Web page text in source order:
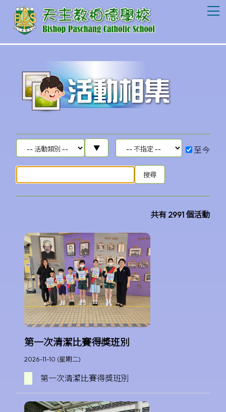
至今
共有 2991 個活動
第一次清潔比賽得獎班別
2026-11-10 (星期二)
第一次清潔比賽得獎班別